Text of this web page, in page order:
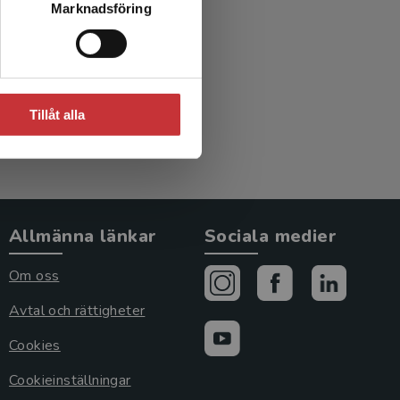
Marknadsföring
Tillåt alla
Allmänna länkar
Om oss
Avtal och rättigheter
Cookies
Cookieinställningar
Sociala medier